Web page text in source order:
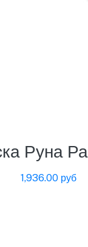
Руна
1,936.00 руб